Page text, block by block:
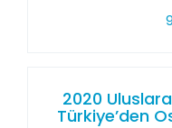
2020
Türkiye’den